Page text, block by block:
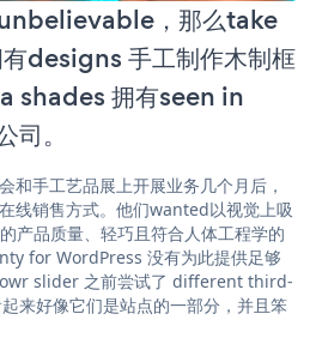
，那么take
designs 手工制作木制框
shades 拥有seen in
。
手工艺品展上开展业务几个月后，
线销售方式。他们wanted以视觉上吸
产品质量、轻巧且符合人体工程学的
for WordPress 没有为此提供足够
slider 之前尝试了 different third-
来好像它们是站点的一部分，并且笨